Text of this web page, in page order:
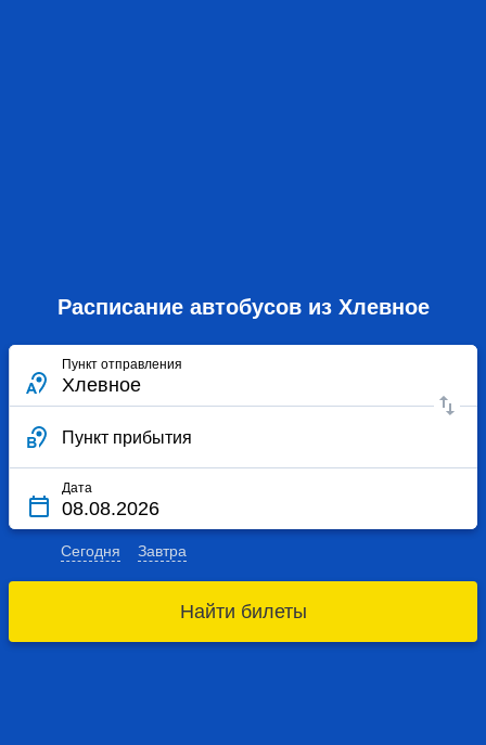
Расписание автобусов из Хлевное
Пункт отправления
Пункт прибытия
Дата
Сегодня Завтра
Найти билеты